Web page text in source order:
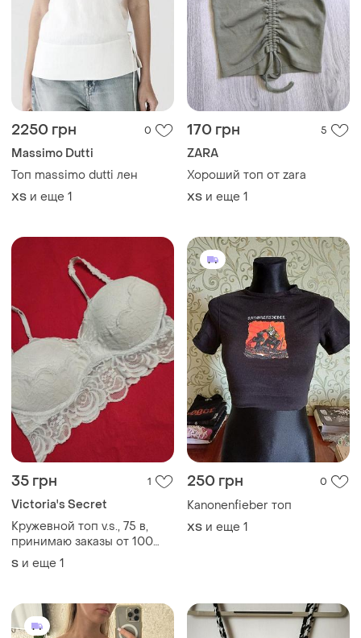
2250 грн 0
Massimo Dutti
Топ massimo dutti лен
ХS и еще 1
170 грн 5
ZARA
Хороший топ от zara
ХS и еще 1
35 грн 1
Victoria's Secret
Кружевной топ v.s., 75 в,
принимаю заказы от 100
грн
S и еще 1
250 грн 0
Kanonenfieber топ
ХS и еще 1